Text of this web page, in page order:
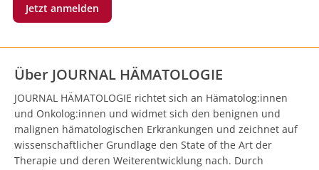
Jetzt anmelden
Über JOURNAL HÄMATOLOGIE
JOURNAL HÄMATOLOGIE richtet sich an Hämatolog:innen
und Onkolog:innen und widmet sich den benignen und
malignen hämatologischen Erkrankungen und zeichnet auf
wissenschaftlicher Grundlage den State of the Art der
Therapie und deren Weiterentwicklung nach. Durch